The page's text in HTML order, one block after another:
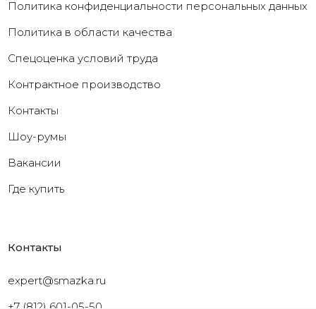
Политика конфиденциальности персональных данных
Политика в области качества
Cпецоценка условий труда
Контрактное производство
Контакты
Шоу-румы
Вакансии
Где купить
Контакты
expert@smazka.ru